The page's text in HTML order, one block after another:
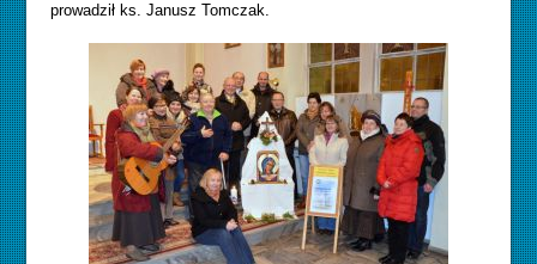
prowadził ks. Janusz Tomczak.